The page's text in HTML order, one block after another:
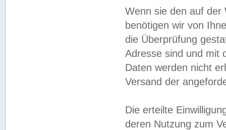
Wenn sie den auf der
benötigen wir von
die Überprüfung
Adresse sind und mit
Daten werden nicht
Versand der
Die erteilte
deren Nutzung zum